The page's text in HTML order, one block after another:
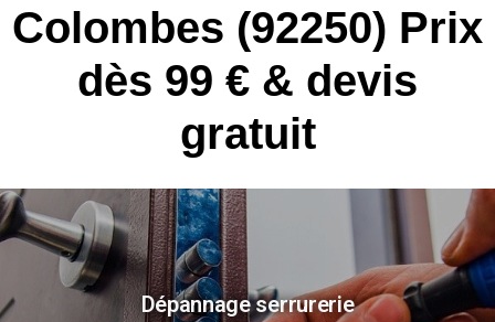
Colombes (92250) Prix
dès 99 € & devis
gratuit
Dépannage serrurerie